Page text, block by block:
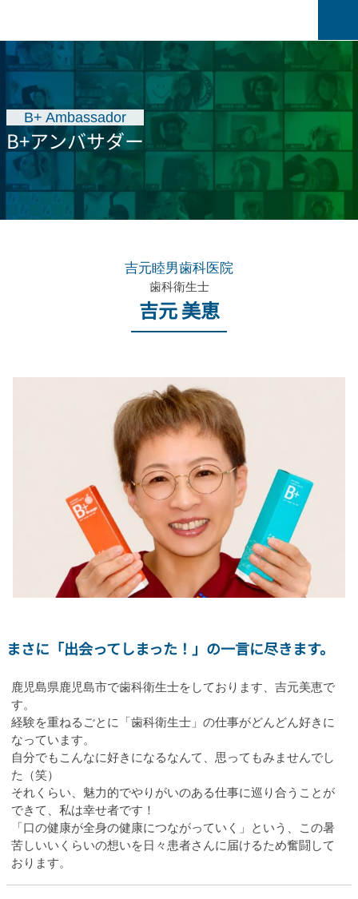
B+アンバサダー
B+ Ambassador
吉元睦男歯科医院
歯科衛生士
吉元 美恵
まさに「出会ってしまった！」の一言に尽きます。
鹿児島県鹿児島市で歯科衛生士をしております、吉元美恵で
す。
経験を重ねるごとに「歯科衛生士」の仕事がどんどん好きに
なっています。
自分でもこんなに好きになるなんて、思ってもみませんでし
た（笑）
それくらい、魅力的でやりがいのある仕事に巡り合うことが
できて、私は幸せ者です！
「口の健康が全身の健康につながっていく」という、この暑
苦しいいくらいの想いを日々患者さんに届けるため奮闘して
おります。